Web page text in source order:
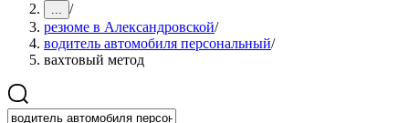
... /
резюме в Александровской/
водитель автомобиля персональный/
вахтовый метод